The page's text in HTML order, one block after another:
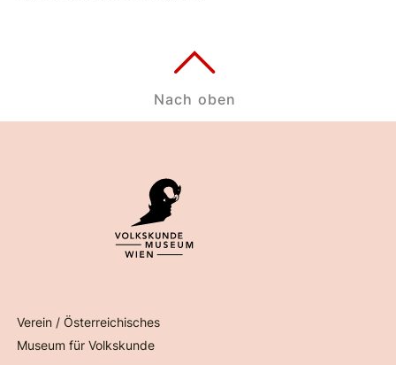
Verein / Österreichisches
Museum für Volkskunde
Nach oben